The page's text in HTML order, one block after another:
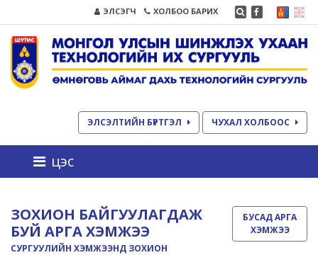
ЭЛСЭГЧ ХОЛБОО БАРИХ
ЭЛСЭЛТИЙН БҮРТГЭЛ ЧУХАЛ ХОЛБООС
цэс
ЗОХИОН БАЙГУУЛАГДАЖ
БУЙ АРГА ХЭМЖЭЭ
СУРГУУЛИЙН ХЭМЖЭЭНД ЗОХИОН
БУСАД АРГА
ХЭМЖЭЭ